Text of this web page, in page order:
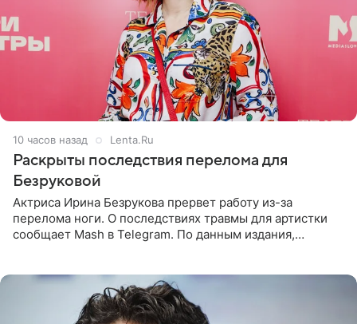
10 часов назад Lenta.Ru
Раскрыты последствия перелома для
Безруковой
Актриса Ирина Безрукова прервет работу из-за
перелома ноги. О последствиях травмы для артистки
сообщает Mash в Telegram. По данным издания,